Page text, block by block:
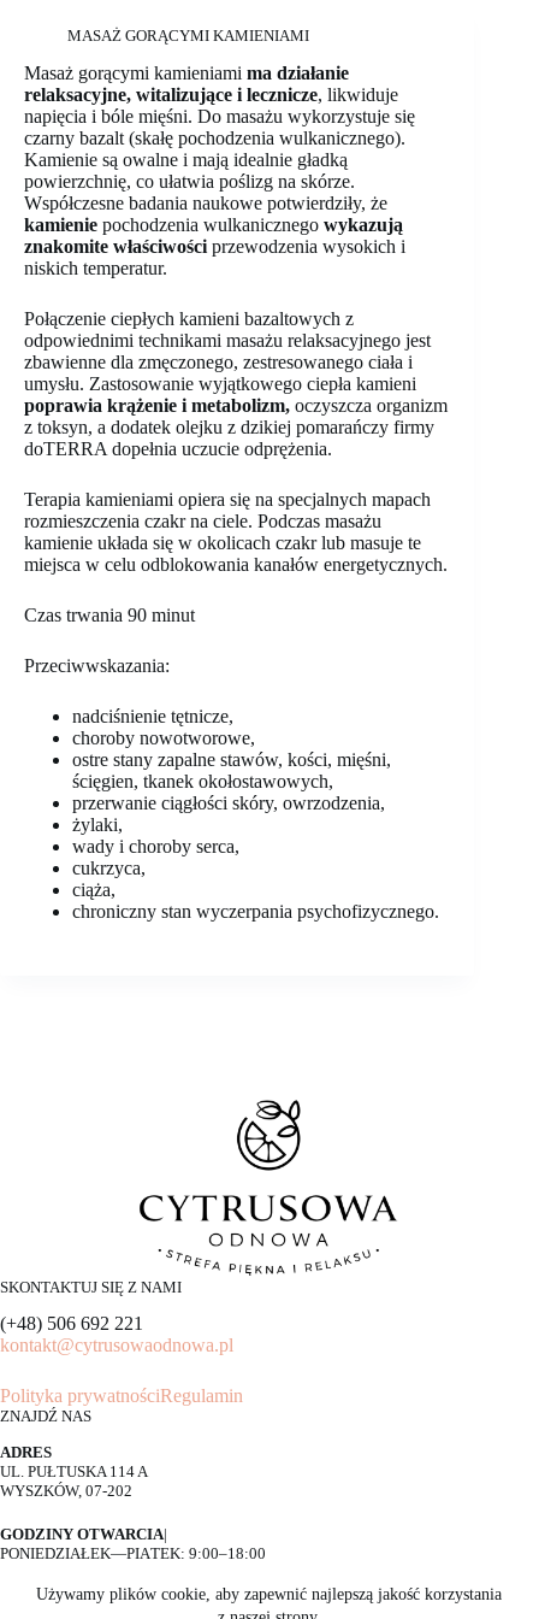
Używamy plików cookie, aby zapewnić najlepszą jakość korzystania
MASAŻ GORĄCYMI KAMIENIAMI
Masaż gorącymi kamieniami ma działanie
relaksacyjne, witalizujące i lecznicze, likwiduje
napięcia i bóle mięśni. Do masażu wykorzystuje się
czarny bazalt (skałę pochodzenia wulkanicznego).
Kamienie są owalne i mają idealnie gładką
powierzchnię, co ułatwia poślizg na skórze.
Współczesne badania naukowe potwierdziły, że
kamienie pochodzenia wulkanicznego wykazują
znakomite właściwości przewodzenia wysokich i
niskich temperatur.
Połączenie ciepłych kamieni bazaltowych z
odpowiednimi technikami masażu relaksacyjnego jest
zbawienne dla zmęczonego, zestresowanego ciała i
umysłu. Zastosowanie wyjątkowego ciepła kamieni
poprawia krążenie i metabolizm, oczyszcza organizm
z toksyn, a dodatek olejku z dzikiej pomarańczy firmy
doTERRA dopełnia uczucie odprężenia.
Terapia kamieniami opiera się na specjalnych mapach
rozmieszczenia czakr na ciele. Podczas masażu
kamienie układa się w okolicach czakr lub masuje te
miejsca w celu odblokowania kanałów energetycznych.
Czas trwania 90 minut
Przeciwwskazania:
nadciśnienie tętnicze,
choroby nowotworowe,
ostre stany zapalne stawów, kości, mięśni,
ścięgien, tkanek okołostawowych,
przerwanie ciągłości skóry, owrzodzenia,
żylaki,
wady i choroby serca,
cukrzyca,
ciąża,
chroniczny stan wyczerpania psychofizycznego.
SKONTAKTUJ SIĘ Z NAMI
(+48) 506 692 221
kontakt@cytrusowaodnowa.pl
Polityka prywatnościRegulamin
ZNAJDŹ NAS
ADRES
UL. PUŁTUSKA 114 A
WYSZKÓW, 07-202
GODZINY OTWARCIA|
PONIEDZIAŁEK—PIĄTEK: 9:00–18:00